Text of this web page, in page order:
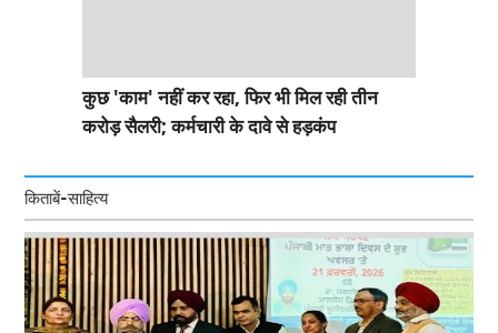
कुछ 'काम' नहीं कर रहा, फिर भी मिल रही तीन
करोड़ सैलरी; कर्मचारी के दावे से हड़कंप
किताबें-साहित्य